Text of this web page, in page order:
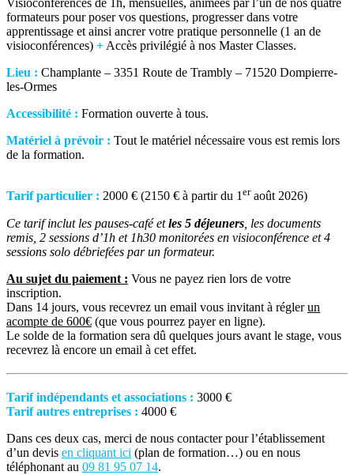
Visioconférences de 1h, mensuelles, animées par l’un de nos quatre
formateurs pour poser vos questions, progresser dans votre
apprentissage et ainsi ancrer votre pratique personnelle (1 an de
visioconférences) + Accès privilégié à nos Master Classes.
Lieu : Champlante – 3351 Route de Trambly – 71520 Dompierre-
les-Ormes
Accessibilité : Formation ouverte à tous.
Matériel à prévoir : Tout le matériel nécessaire vous est remis lors
de la formation.
Tarif particulier : 2000 € (2150 € à partir du 1eraoût 2026)
Ce tarif inclut les pauses-café etles 5 déjeuners , les documents
remis, 2 sessions d’1h et 1h30 monitorées en visioconférence et 4
sessions solo débriefées par un formateur.
Au sujet du paiement : Vous ne payez rien lors de votre
inscription.
Dans 14 jours, vous recevrez un email vous invitant à régler un
acompte de 600€ (que vous pourrez payer en ligne).
Le solde de la formation sera dû quelques jours avant le stage, vous
recevrez là encore un email à cet effet.
Tarif indépendants et associations : 3000 €
Tarif autres entreprises : 4000 €
Dans ces deux cas, merci de nous contacter pour l’établissement
d’un devis en cliquant ici (plan de formation…) ou en nous
téléphonant au 09 81 95 07 14.